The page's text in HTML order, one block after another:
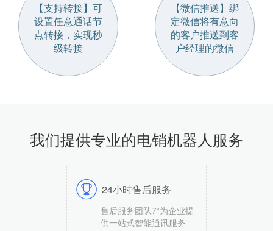
【支持转接】可
设置任意通话节
点转接，实现秒
级转接
【微信推送】绑
定微信将有意向
的客户推送到客
户经理的微信
我们提供专业的电销机器人服务
24小时售后服务
售后服务团队7*为企业提
供一站式智能通讯服务